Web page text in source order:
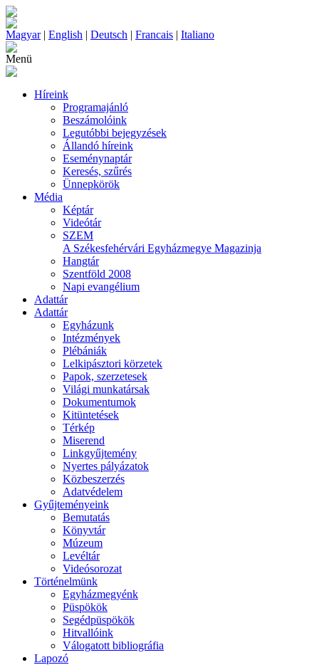
Magyar| English | Deutsch | Francais | Italiano
Menü
Híreink
Programajánló
Beszámolóink
Legutóbbi bejegyzések
Állandó híreink
Eseménynaptár
Keresés, szűrés
Ünnepkörök
Média
Képtár
Videótár
SZEM
A Székesfehérvári Egyházmegye Magazinja
Hangtár
Szentföld 2008
Napi evangélium
Adattár
Adattár
Egyházunk
Intézmények
Plébániák
Lelkipásztori körzetek
Papok, szerzetesek
Világi munkatársak
Dokumentumok
Kitüntetések
Térkép
Miserend
Linkgyűjtemény
Nyertes pályázatok
Közbeszerzés
Adatvédelem
Gyűjteményeink
Bemutatás
Könyvtár
Múzeum
Levéltár
Videósorozat
Történelmünk
Egyházmegyénk
Püspökök
Segédpüspökök
Hitvallóink
Válogatott bibliográfia
Lapozó